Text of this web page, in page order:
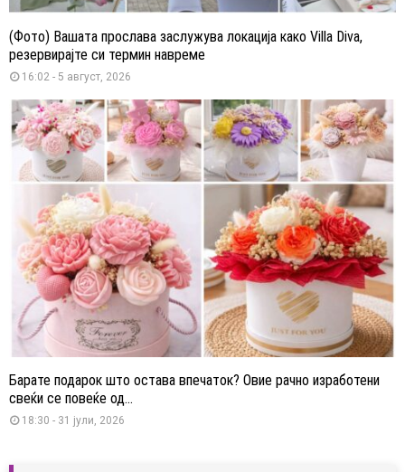
(Фото) Вашата прослава заслужува локација како Villa Diva,
резервирајте си термин навреме
16:02 - 5 август, 2026
Барате подарок што остава впечаток? Овие рачно изработени
свеќи се повеќе од...
18:30 - 31 јули, 2026